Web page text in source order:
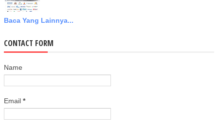
Baca Yang Lainnya...
CONTACT FORM
Name
Email *